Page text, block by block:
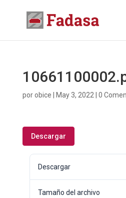
porobice May 3, 2022 0
Descargar
Descargar
Tamaño del archivo